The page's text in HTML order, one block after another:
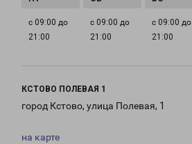
с 09:00 до
21:00
с 09:00 до
21:00
с 09:00 до
21:00
КСТОВО ПОЛЕВАЯ 1
город Кстово, улица Полевая, 1
на карте